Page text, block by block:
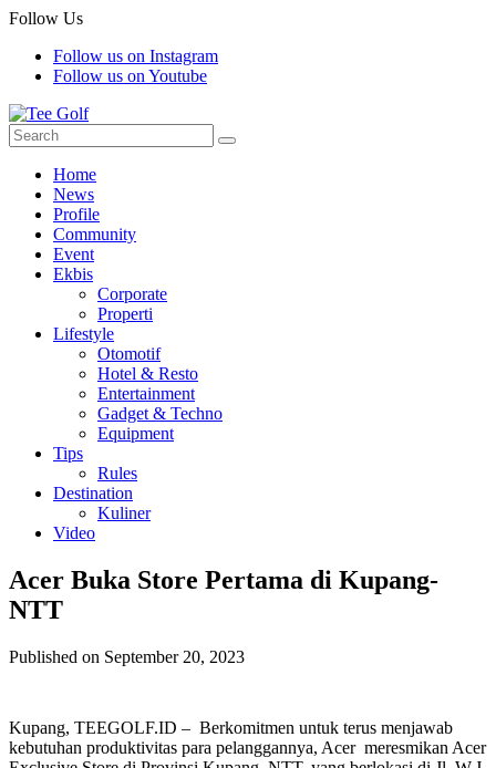
Follow Us
Follow us on Instagram
Follow us on Youtube
Home
News
Profile
Community
Event
Ekbis
Corporate
Properti
Lifestyle
Otomotif
Hotel & Resto
Entertainment
Gadget & Techno
Equipment
Tips
Rules
Destination
Kuliner
Video
Acer Buka Store Pertama di Kupang-
NTT
Published on September 20, 2023
Kupang, TEEGOLF.ID – Berkomitmen untuk terus menjawab
kebutuhan produktivitas para pelanggannya, Acer meresmikan Acer